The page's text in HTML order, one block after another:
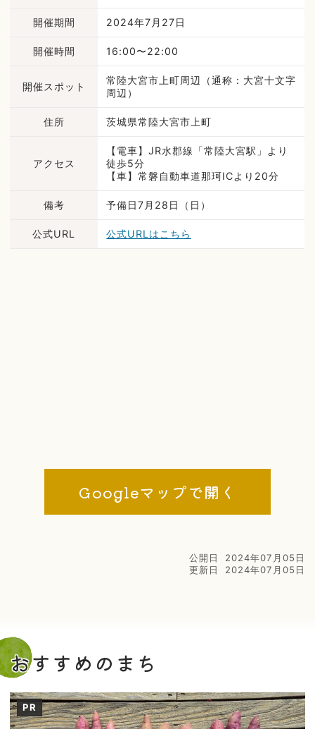
開催期間 2024年7月27日
開催時間 16:00〜22:00
開催スポット
常陸大宮市上町周辺（通称：大宮十文字
周辺）
住所 茨城県常陸大宮市上町
アクセス
【電車】JR水郡線「常陸大宮駅」より
徒歩5分
【車】常磐自動車道那珂ICより20分
備考 予備日7月28日（日）
公式URL 公式URLはこちら
Googleマップで開く
公開日
2024年07月05日
更新日
2024年07月05日
おすすめのまち
PR